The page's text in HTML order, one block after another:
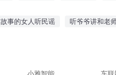
事的女人听民谣 听爷爷讲和老
小雅智能 车联